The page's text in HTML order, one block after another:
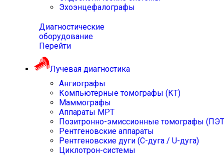
Эхоэнцефалографы
Диагностические
оборудование
Перейти
Лучевая диагностика
Ангиографы
Компьютерные томографы (КТ)
Маммографы
Аппараты МРТ
Позитронно-эмиссионные томографы
Рентгеновские аппараты
Рентгеновские дуги (С-дуга / U-дуга)
Циклотрон-системы